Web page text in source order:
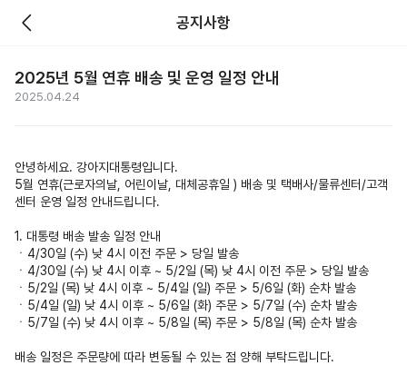
공지사항
2025년 5월 연휴 배송 및 운영 일정 안내
2025.04.24
안녕하세요. 강아지대통령입니다.
5월 연휴(근로자의날, 어린이날, 대체공휴일 ) 배송 및 택배사/물류센터/고객
센터 운영 일정 안내드립니다.
1. 대통령 배송 발송 일정 안내
ㆍ4/30일 (수) 낮 4시 이전 주문 > 당일 발송
ㆍ4/30일 (수) 낮 4시 이후 ~ 5/2일 (목) 낮 4시 이전 주문 > 당일 발송
ㆍ5/2일 (목) 낮 4시 이후 ~ 5/4일 (일) 주문 > 5/6일 (화) 순차 발송
ㆍ5/4일 (일) 낮 4시 이후 ~ 5/6일 (화) 주문 > 5/7일 (수) 순차 발송
ㆍ5/7일 (수) 낮 4시 이후 ~ 5/8일 (목) 주문 > 5/8일 (목) 순차 발송
배송 일정은 주문량에 따라 변동될 수 있는 점 양해 부탁드립니다.